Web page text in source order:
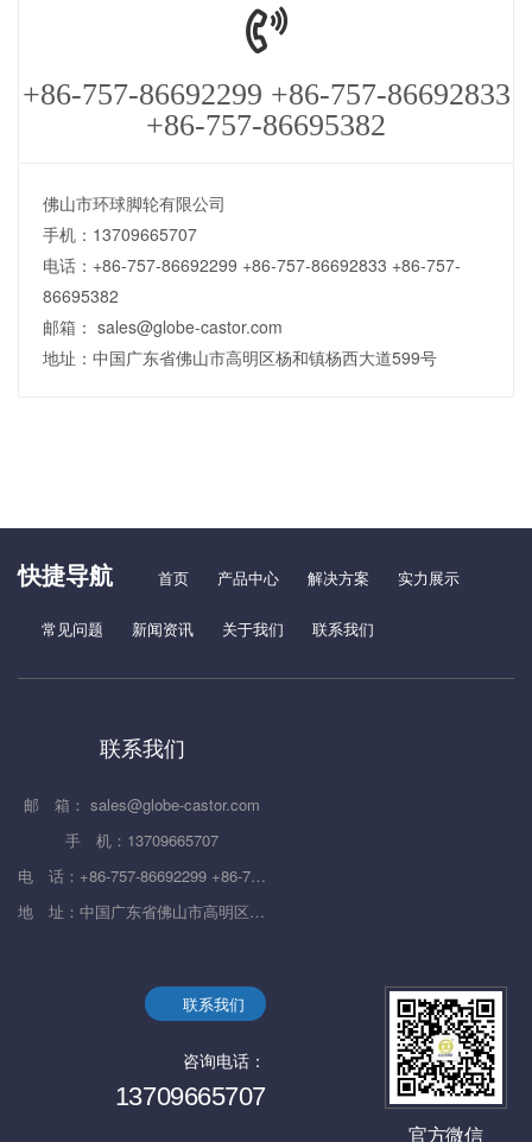
+86-757-86692299 +86-757-86692833
+86-757-86695382
佛山市环球脚轮有限公司
手机：13709665707
电话：+86-757-86692299 +86-757-86692833 +86-757-
86695382
邮箱： sales@globe-castor.com
地址：中国广东省佛山市高明区杨和镇杨西大道599号
快捷导航 首页 产品中心 解决方案 实力展示
常见问题 新闻资讯 关于我们 联系我们
联系我们
邮 箱： sales@globe-castor.com
手 机：13709665707
电 话：+86-757-86692299 +86-757-86692833 +86-757-86695382
地 址：中国广东省佛山市高明区杨和镇杨西大道599号
联系我们
咨询电话：
13709665707
官方微信